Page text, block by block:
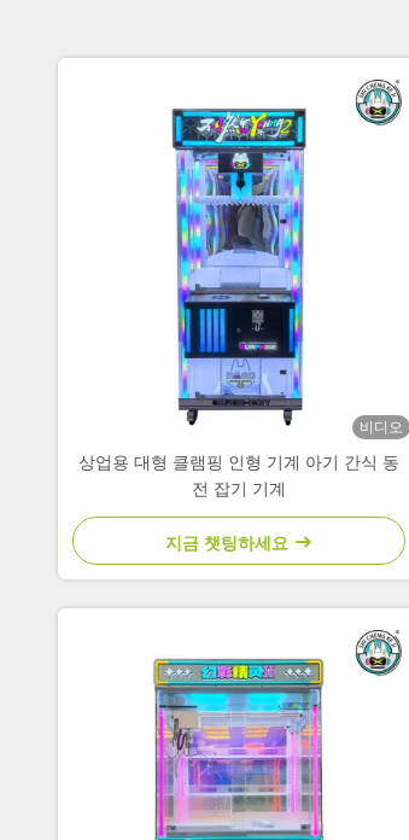
비디오
상업용 대형 클램핑 인형 기계 아기 간식 동
전 잡기 기계
지금 챗팅하세요